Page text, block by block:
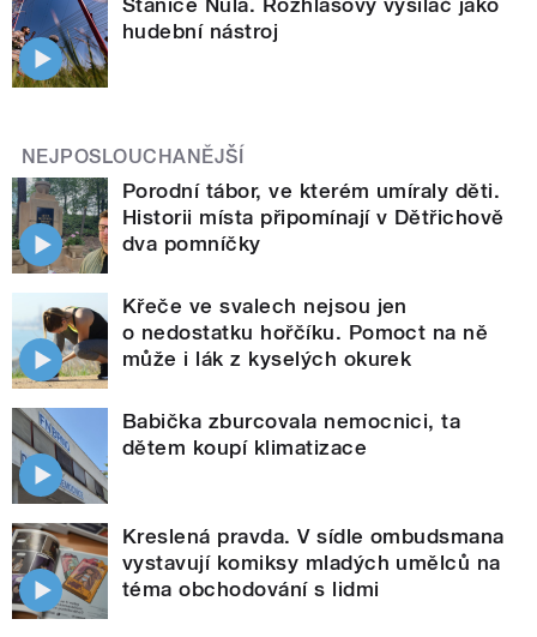
hudební nástroj
NEJPOSLOUCHANĚJŠÍ
Porodní tábor, ve kterém umíraly děti.
Historii místa připomínají v Dětřichově
dva pomníčky
Křeče ve svalech nejsou jen
o nedostatku hořčíku. Pomoct na ně
může i lák z kyselých okurek
Babička zburcovala nemocnici, ta
dětem koupí klimatizace
Kreslená pravda. V sídle ombudsmana
vystavují komiksy mladých umělců na
téma obchodování s lidmi